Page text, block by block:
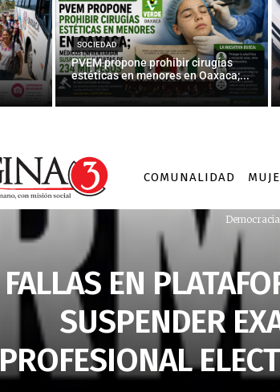
SOCIEDAD
PVEM propone prohibir cirugías
estéticas en menores en Oaxaca;...
COMUNALIDAD
Democracia
FALLAS EN
SUSPENDER
PROFESIONAL